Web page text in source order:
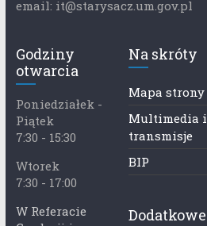
email: it@starysacz.um.gov.pl
Godziny
otwarcia
Poniedziałek -
Piątek
7:30 - 15:30
Wtorek
7:30 - 17:00
W Referacie
Na skróty
Mapa strony
Multimedia i
transmisje
BIP
Dodatkowe